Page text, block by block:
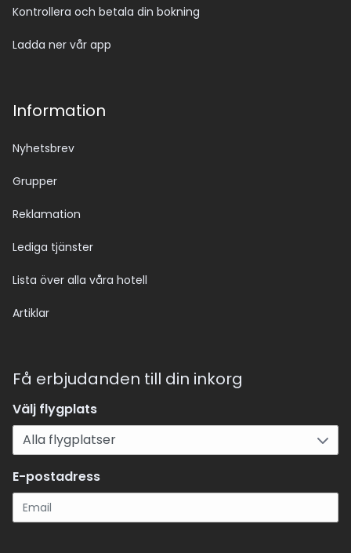
Kontrollera och betala din bokning
Ladda ner vår app
Information
Nyhetsbrev
Grupper
Reklamation
Lediga tjänster
Lista över alla våra hotell
Artiklar
Få erbjudanden till din inkorg
Välj flygplats
E-postadress